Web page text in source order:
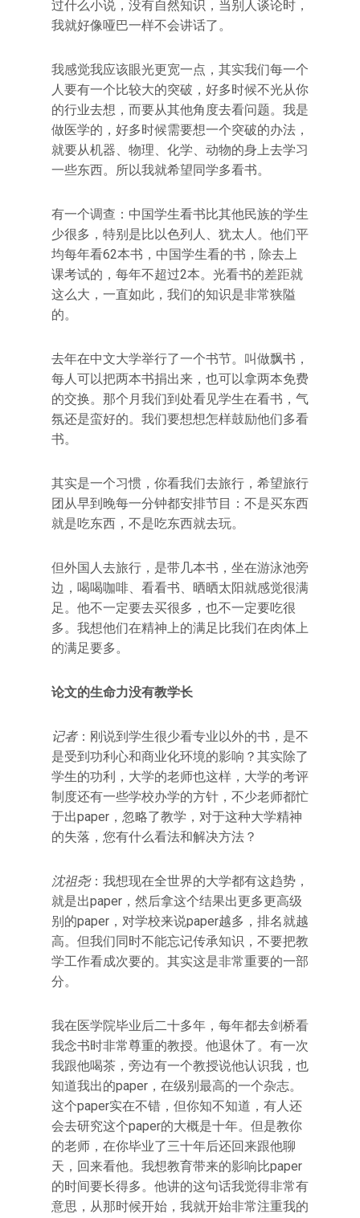
过什么小说，没有自然知识，当别人谈论时，
我就好像哑巴一样不会讲话了。
我感觉我应该眼光更宽一点，其实我们每一个
人要有一个比较大的突破，好多时候不光从你
的行业去想，而要从其他角度去看问题。我是
做医学的，好多时候需要想一个突破的办法，
就要从机器、物理、化学、动物的身上去学习
一些东西。所以我就希望同学多看书。
有一个调查：中国学生看书比其他民族的学生
少很多，特别是比以色列人、犹太人。他们平
均每年看62本书，中国学生看的书，除去上
课考试的，每年不超过2本。光看书的差距就
这么大，一直如此，我们的知识是非常狭隘
的。
去年在中文大学举行了一个书节。叫做飘书，
每人可以把两本书捐出来，也可以拿两本免费
的交换。那个月我们到处看见学生在看书，气
氛还是蛮好的。我们要想想怎样鼓励他们多看
书。
其实是一个习惯，你看我们去旅行，希望旅行
团从早到晚每一分钟都安排节目：不是买东西
就是吃东西，不是吃东西就去玩。
但外国人去旅行，是带几本书，坐在游泳池旁
边，喝喝咖啡、看看书、晒晒太阳就感觉很满
足。他不一定要去买很多，也不一定要吃很
多。我想他们在精神上的满足比我们在肉体上
的满足要多。
论文的生命力没有教学长
记者：刚说到学生很少看专业以外的书，是不
是受到功利心和商业化环境的影响？其实除了
学生的功利，大学的老师也这样，大学的考评
制度还有一些学校办学的方针，不少老师都忙
于出paper，忽略了教学，对于这种大学精神
的失落，您有什么看法和解决方法？
沈祖尧：我想现在全世界的大学都有这趋势，
就是出paper，然后拿这个结果出更多更高级
别的paper，对学校来说paper越多，排名就越
高。但我们同时不能忘记传承知识，不要把教
学工作看成次要的。其实这是非常重要的一部
分。
我在医学院毕业后二十多年，每年都去剑桥看
我念书时非常尊重的教授。他退休了。有一次
我跟他喝茶，旁边有一个教授说他认识我，也
知道我出的paper，在级别最高的一个杂志。
这个paper实在不错，但你知不知道，有人还
会去研究这个paper的大概是十年。但是教你
的老师，在你毕业了三十年后还回来跟他聊
天，回来看他。我想教育带来的影响比paper
的时间要长得多。他讲的这句话我觉得非常有
意思，从那时候开始，我就开始非常注重我的